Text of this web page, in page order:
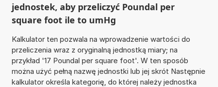
jednostek, aby przeliczyć Poundal per
square foot ile to umHg
Kalkulator ten pozwala na wprowadzenie wartości do
przeliczenia wraz z oryginalną jednostką miary; na
przykład '17 Poundal per square foot'. W ten sposób
można użyć pełną nazwę jednostki lub jej skrót Następnie
kalkulator określa kategorię, do której należy jednostka